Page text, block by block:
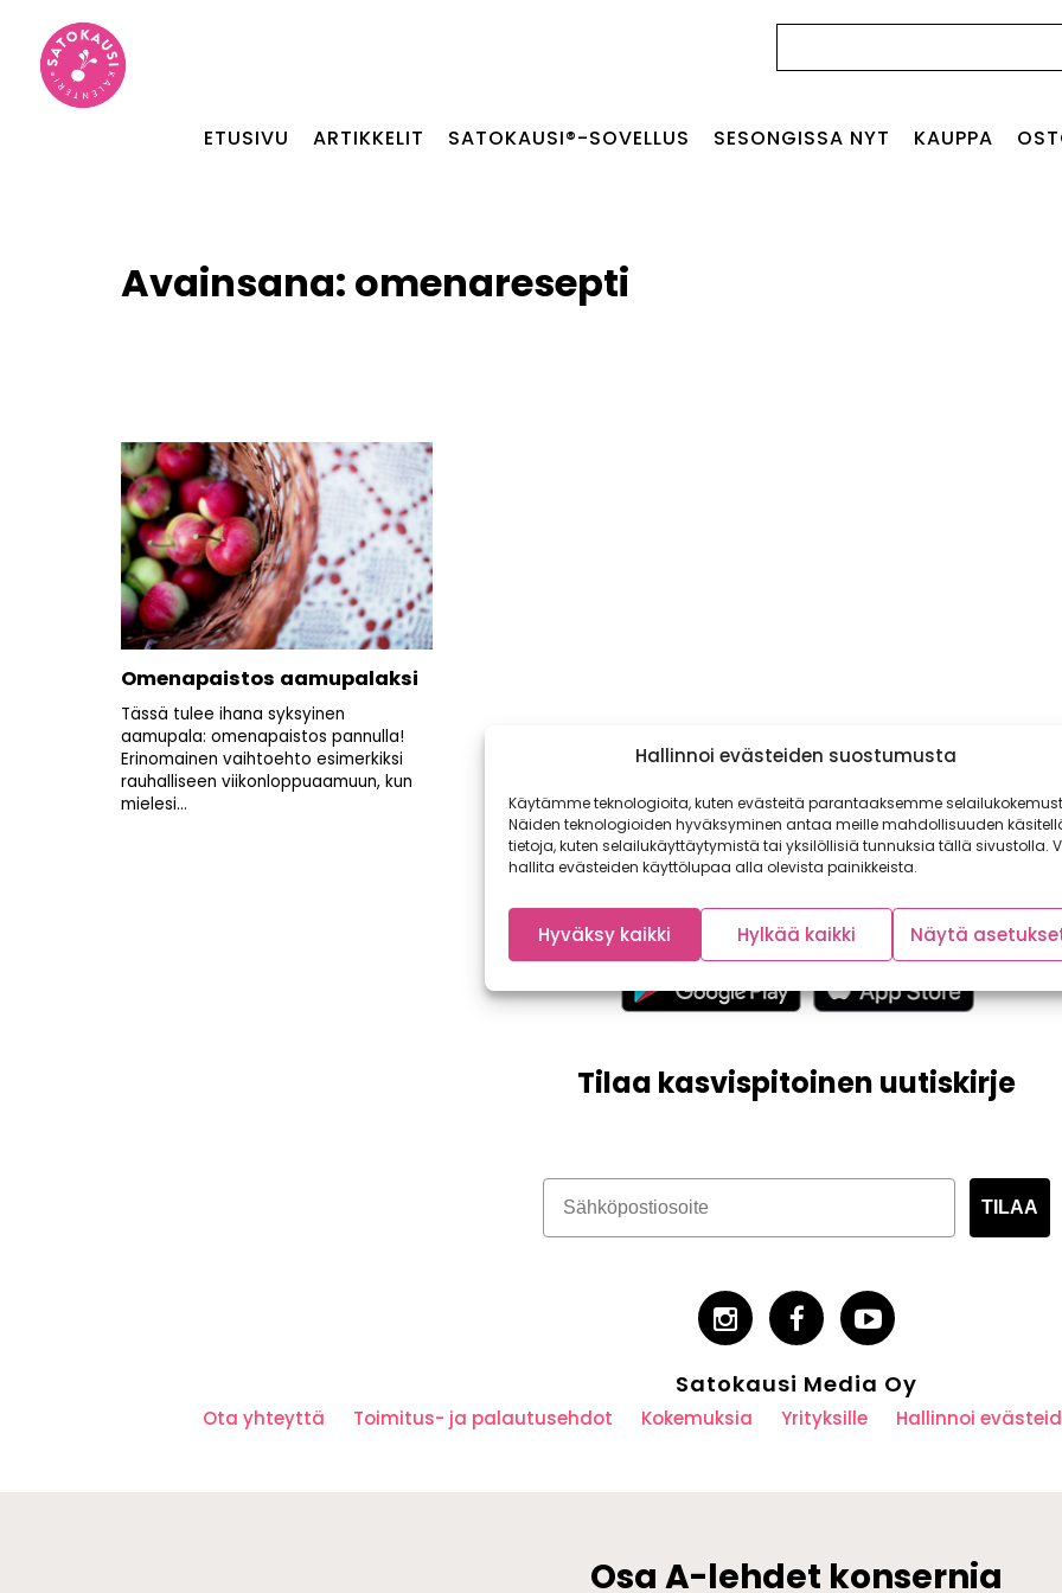
Hallinnoi evästeiden suostumusta
Käytämme teknologioita, kuten evästeitä parantaaksemme
Näiden teknologioiden hyväksyminen antaa meille mahdollisuuden
tietoja, kuten selailukäyttäytymistä tai yksilöllisiä tunnuksia tällä sivustolla.
hallita evästeiden käyttölupaa alla olevista painikkeista.
Hyväksy kaikki Hylkää kaikki Näytä
ETUSIVU ARTIKKELIT SATOKAUSI®-SOVELLUS SESONGISSA NYT KAUPPA
Avainsana: omenaresepti
Omenapaistos aamupalaksi
Tässä tulee ihana syksyinen
aamupala: omenapaistos pannulla!
Erinomainen vaihtoehto esimerkiksi
rauhalliseen viikonloppuaamuun, kun
mielesi...
Tilaa kasvispitoinen uutiskirje
TILAA
Satokausi Media Oy
Ota yhteyttä Toimitus- ja palautusehdot Kokemuksia Yrityksille Hallinnoi
Osa A-lehdet konsernia